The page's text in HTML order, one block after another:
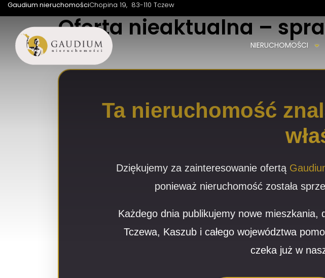
Gaudium nieruchomościChopina 19 83-110 Tczew
NIERUCHOMOŚCI
Oferta nieaktualna –
Ta nieruchomość
Dziękujemy za zainteresowanie ofertą
ponieważ nieruchomość została
Każdego dnia publikujemy nowe mieszkania,
Tczewa, Kaszub i całego województwa
czeka już w